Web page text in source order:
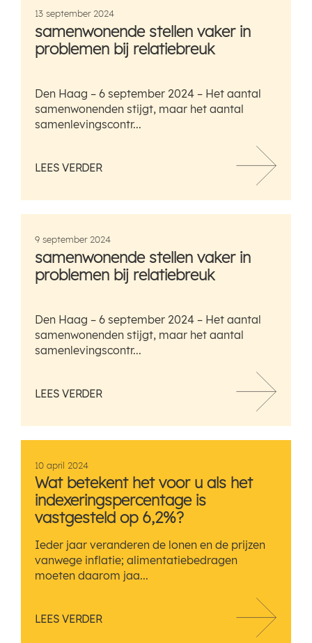
13 september 2024
samenwonende stellen vaker in
problemen bij relatiebreuk
Den Haag – 6 september 2024 – Het aantal
samenwonenden stijgt, maar het aantal
samenlevingscontr...
LEES VERDER
9 september 2024
samenwonende stellen vaker in
problemen bij relatiebreuk
Den Haag – 6 september 2024 – Het aantal
samenwonenden stijgt, maar het aantal
samenlevingscontr...
LEES VERDER
10 april 2024
Wat betekent het voor u als het
indexeringspercentage is
vastgesteld op 6,2%?
Ieder jaar veranderen de lonen en de prijzen
vanwege inflatie; alimentatiebedragen
moeten daarom jaa...
LEES VERDER